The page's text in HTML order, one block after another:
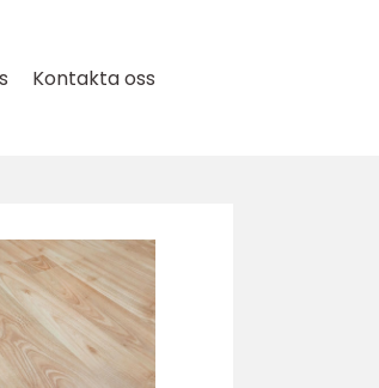
Kontakta oss